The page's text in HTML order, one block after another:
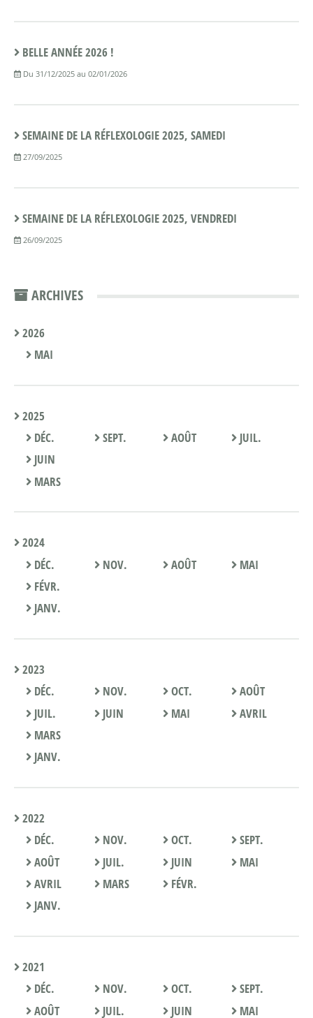
BELLE ANNÉE 2026 !
Du 31/12/2025 au 02/01/2026
SEMAINE DE LA RÉFLEXOLOGIE 2025, SAMEDI
27/09/2025
SEMAINE DE LA RÉFLEXOLOGIE 2025, VENDREDI
26/09/2025
ARCHIVES
2026
MAI
2025
DÉC.
SEPT. AOÛT
JUIL.
JUIN
MARS
2024
DÉC.
NOV. AOÛT
MAI
FÉVR.
JANV.
2023
DÉC.
NOV. OCT.
AOÛT
JUIL.
JUIN MAI
AVRIL
MARS
JANV.
2022
DÉC.
NOV. OCT.
SEPT.
AOÛT
JUIL. JUIN
MAI
AVRIL
MARS
FÉVR.
JANV.
2021
DÉC.
NOV. OCT.
SEPT.
AOÛT
JUIL. JUIN MAI